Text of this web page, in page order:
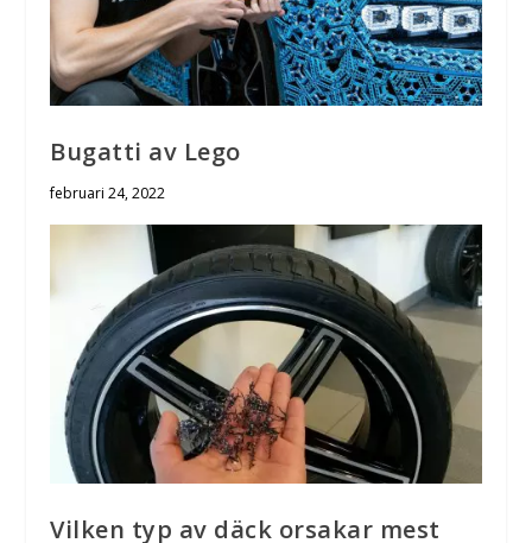
Bugatti av Lego
februari 24, 2022
Vilken typ av däck orsakar mest